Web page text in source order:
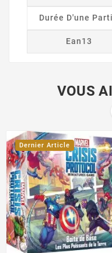
Durée D'une
Ean13
VOUS
Dernier Article